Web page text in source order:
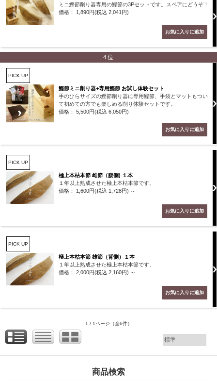
ミニ鰹節削り器専用の鰹節の3Pセットです。スペアにどうぞ！
価格： 1,890円(税込 2,041円)
4位
PICK UP
鰹節ミニ削り器+専用鰹節 お試し体験セット
手のひらサイズの鰹節削り器に専用鰹節、手袋とマットもつい
て初めての方でも楽しめる削り体験セットです。
価格： 5,500円(税込 6,050円)
PICK UP
極上本枯本節 雌節（腹側) １本
１年以上熟成させた極上本枯本節です。
価格： 1,600円(税込 1,728円) ～
PICK UP
極上本枯本節 雄節（背側）１本
１年以上熟成させた極上本枯本節です。
価格： 2,000円(税込 2,160円) ～
1 / 1ページ （全6件）
商品検索